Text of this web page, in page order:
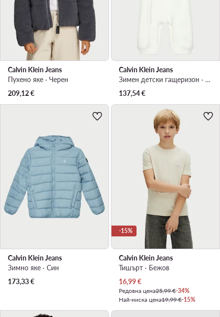
Calvin Klein Jeans
Пухено яке · Черен
209,12€
Calvin Klein Jeans
Зимен детски гащеризон · Екрю
137,54€
Calvin Klein Jeans
Зимно яке · Син
173,33€
-15%
Calvin Klein Jeans
Тишърт · Бежов
Актуална цена
16,99€
Редовна цена25,99 €-34%
Най-ниска цена19,99 €-15%